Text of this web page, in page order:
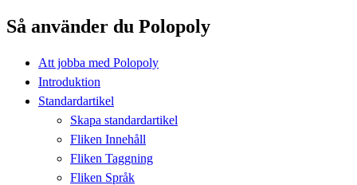
Så använder du Polopoly
Att jobba med Polopoly
Introduktion
Standardartikel
Skapa standardartikel
Fliken Innehåll
Fliken Taggning
Fliken Språk